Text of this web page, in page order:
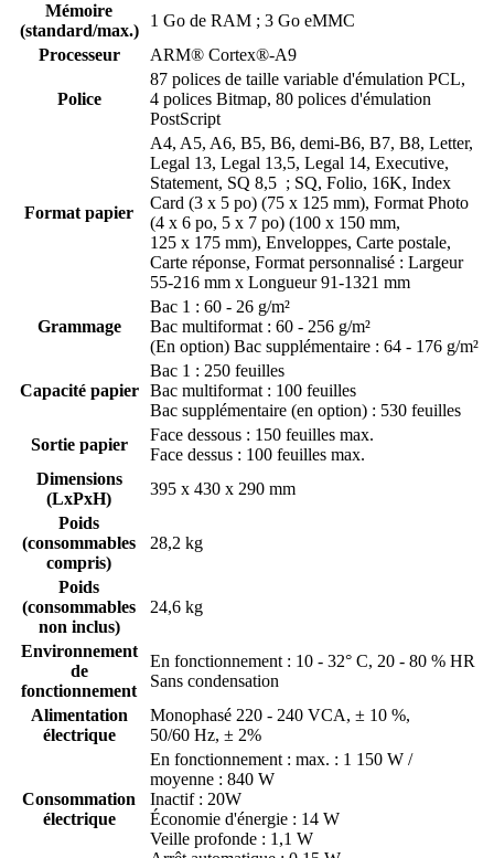
Mémoire
(standard/max.)
1 Go de RAM ; 3 Go eMMC
Processeur
ARM® Cortex®-A9
Police
87 polices de taille variable d'émulation PCL,
4 polices Bitmap, 80 polices d'émulation
PostScript
Format papier
A4, A5, A6, B5, B6, demi-B6, B7, B8, Letter,
Legal 13, Legal 13,5, Legal 14, Executive,
Statement, SQ 8,5 ; SQ, Folio, 16K, Index
Card (3 x 5 po) (75 x 125 mm), Format Photo
(4 x 6 po, 5 x 7 po) (100 x 150 mm,
125 x 175 mm), Enveloppes, Carte postale,
Carte réponse, Format personnalisé : Largeur
55-216 mm x Longueur 91-1321 mm
Grammage
Bac 1 : 60 - 26 g/m²
Bac multiformat : 60 - 256 g/m²
(En option) Bac supplémentaire : 64 - 176 g/m²
Capacité papier
Bac 1 : 250 feuilles
Bac multiformat : 100 feuilles
Bac supplémentaire (en option) : 530 feuilles
Sortie papier
Face dessous : 150 feuilles max.
Face dessus : 100 feuilles max.
Dimensions
(LxPxH)
395 x 430 x 290 mm
Poids
(consommables
compris)
28,2 kg
Poids
(consommables
non inclus)
24,6 kg
Environnement
de
fonctionnement
En fonctionnement : 10 - 32° C, 20 - 80 % HR
Sans condensation
Alimentation
électrique
Monophasé 220 - 240 VCA, ± 10 %,
50/60 Hz, ± 2%
Consommation
électrique
En fonctionnement : max. : 1 150 W /
moyenne : 840 W
Inactif : 20W
Économie d'énergie : 14 W
Veille profonde : 1,1 W